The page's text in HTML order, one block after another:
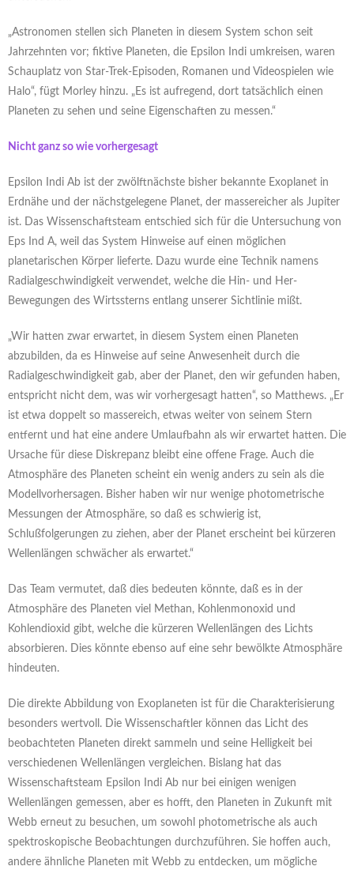
„Astronomen stellen sich Planeten in diesem System schon seit
Jahrzehnten vor; fiktive Planeten, die Epsilon Indi umkreisen, waren
Schauplatz von Star-Trek-Episoden, Romanen und Videospielen wie
Halo“, fügt Morley hinzu. „Es ist aufregend, dort tatsächlich einen
Planeten zu sehen und seine Eigenschaften zu messen.“
Nicht ganz so wie vorhergesagt
Epsilon Indi Ab ist der zwölftnächste bisher bekannte Exoplanet in
Erdnähe und der nächstgelegene Planet, der massereicher als Jupiter
ist. Das Wissenschaftsteam entschied sich für die Untersuchung von
Eps Ind A, weil das System Hinweise auf einen möglichen
planetarischen Körper lieferte. Dazu wurde eine Technik namens
Radialgeschwindigkeit verwendet, welche die Hin- und Her-
Bewegungen des Wirtssterns entlang unserer Sichtlinie mißt.
„Wir hatten zwar erwartet, in diesem System einen Planeten
abzubilden, da es Hinweise auf seine Anwesenheit durch die
Radialgeschwindigkeit gab, aber der Planet, den wir gefunden haben,
entspricht nicht dem, was wir vorhergesagt hatten“, so Matthews. „Er
ist etwa doppelt so massereich, etwas weiter von seinem Stern
entfernt und hat eine andere Umlaufbahn als wir erwartet hatten. Die
Ursache für diese Diskrepanz bleibt eine offene Frage. Auch die
Atmosphäre des Planeten scheint ein wenig anders zu sein als die
Modellvorhersagen. Bisher haben wir nur wenige photometrische
Messungen der Atmosphäre, so daß es schwierig ist,
Schlußfolgerungen zu ziehen, aber der Planet erscheint bei kürzeren
Wellenlängen schwächer als erwartet.“
Das Team vermutet, daß dies bedeuten könnte, daß es in der
Atmosphäre des Planeten viel Methan, Kohlenmonoxid und
Kohlendioxid gibt, welche die kürzeren Wellenlängen des Lichts
absorbieren. Dies könnte ebenso auf eine sehr bewölkte Atmosphäre
hindeuten.
Die direkte Abbildung von Exoplaneten ist für die Charakterisierung
besonders wertvoll. Die Wissenschaftler können das Licht des
beobachteten Planeten direkt sammeln und seine Helligkeit bei
verschiedenen Wellenlängen vergleichen. Bislang hat das
Wissenschaftsteam Epsilon Indi Ab nur bei einigen wenigen
Wellenlängen gemessen, aber es hofft, den Planeten in Zukunft mit
Webb erneut zu besuchen, um sowohl photometrische als auch
spektroskopische Beobachtungen durchzuführen. Sie hoffen auch,
andere ähnliche Planeten mit Webb zu entdecken, um mögliche